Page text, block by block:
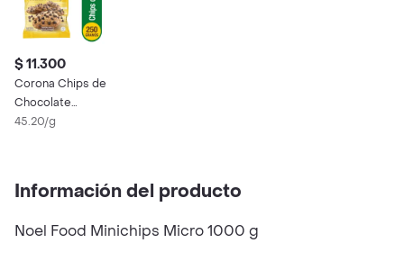
$ 11.300
Corona Chips de
Chocolate
Semiamargo
45.20/g
Información del producto
Noel Food Minichips Micro 1000 g